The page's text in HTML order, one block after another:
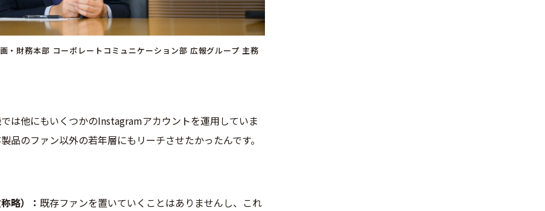
・財務本部 コーポレートコミュニケーション部 広報グループ 主務
は他にもいくつかのInstagramアカウントを運用していま
品のファン以外の若年層にもリーチさせたかったんです。
略）
既存ファンを置いていくことはありませんし、これ